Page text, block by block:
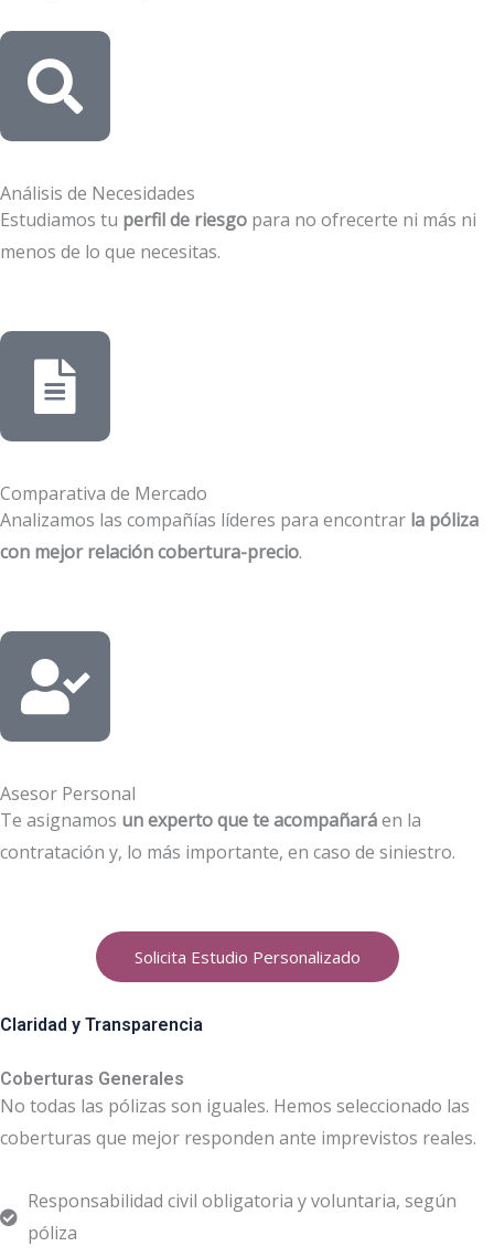
Análisis de Necesidades
Estudiamos tu perfil de riesgo para no ofrecerte ni más ni
menos de lo que necesitas.
Comparativa de Mercado
Analizamos las compañías líderes para encontrar la póliza
con mejor relación cobertura-precio.
Asesor Personal
Te asignamos un experto que te acompañaráen la
contratación y, lo más importante, en caso de siniestro.
Solicita Estudio Personalizado
Claridad y Transparencia
Coberturas Generales
No todas las pólizas son iguales. Hemos seleccionado las
coberturas que mejor responden ante imprevistos reales.
Responsabilidad civil obligatoria y voluntaria, según
póliza